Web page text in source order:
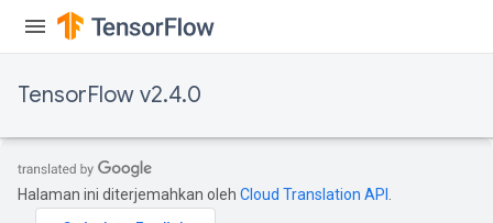
TensorFlow v2.4.0
Halaman ini diterjemahkan oleh Cloud Translation API